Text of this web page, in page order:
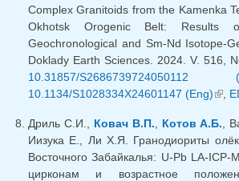
Complex Granitoids from the Kamenka
Okhotsk Orogenic Belt: Results
Geochronological and Sm-Nd Isotope-
Doklady Earth Sciences. 2024. V. 516,
10.31857/S2686739724050112
10.1134/S1028334X24601147 (Eng)
Дриль С.И., Ковач В.П. Котов А.Б. ,
Иизука Е., Ли Х.Я. Гранодиориты
Восточного Забайкалья: U-Pb LA-ICP-
цирконам и возрастное